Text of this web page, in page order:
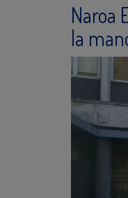
Naroa
la